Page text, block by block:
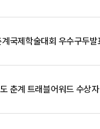
국제학술대회 우수구두
춘계 트래블어워드 수상